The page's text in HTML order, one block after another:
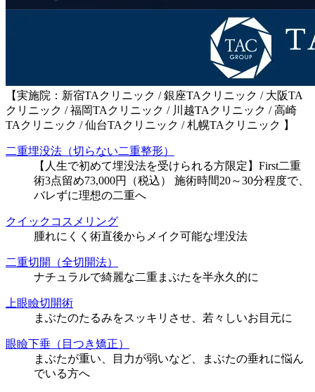
【実施院：新宿TAクリニック / 銀座TAクリニック / 大阪TA
クリニック / 福岡TAクリニック / 川越TAクリニック / 高崎
TAクリニック / 仙台TAクリニック / 札幌TAクリニック 】
二重埋没法（切らない二重整形）
【人生で初めて埋没法を受けられる方限定】First二重
術3点留め73,000円（税込） 施術時間20～30分程度で、
バレずに理想の二重へ
クイックコスメリング
腫れにくく術直後からメイク可能な埋没法
二重切開（全切開法）
ナチュラルで綺麗な二重まぶたを半永久的に
上眼瞼切開術
まぶたのたるみをスッキリさせ、若々しいお目元に
眼瞼下垂（目つき矯正）
まぶたが重い、目力が弱いなど、まぶたの垂れに悩ん
でいる方へ